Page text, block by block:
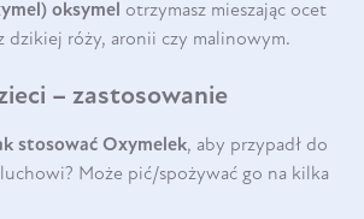
oksymel otrzymasz mieszając ocet
dzikiej róży, aronii czy malinowym.
– zastosowanie
stosować Oxymelek, aby przypadł do
Może pić/spożywać go na kilka